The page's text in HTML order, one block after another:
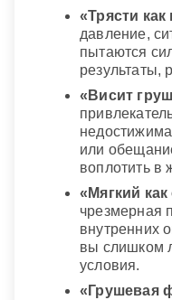
«Трясти как
давление,
пытаются
результаты,
«Висит
или
воплотить в
«Мягкий
чрезмерная
внутренних
вы слишком
условия.
«Грушевая